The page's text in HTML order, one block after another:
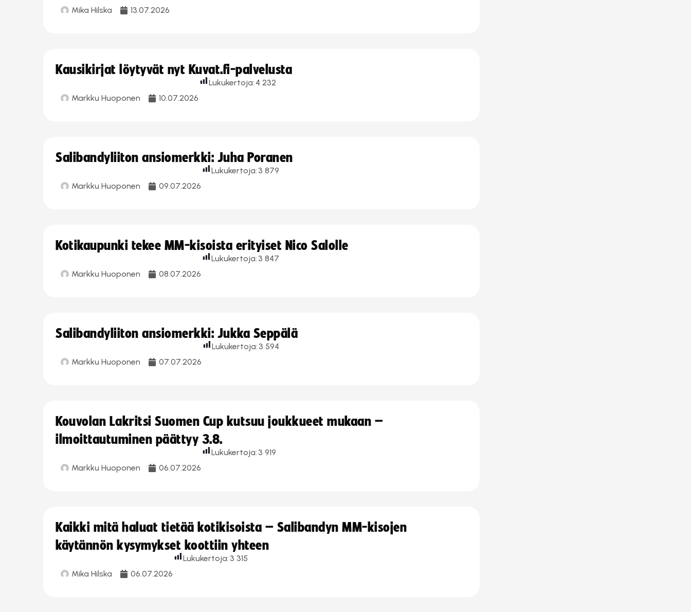
Mika Hilska 13.07.2026
Kausikirjat löytyvät nyt Kuvat.fi-palvelusta
Markku Huoponen 10.07.2026
Lukukertoja: 4 232
Salibandyliiton ansiomerkki: Juha Poranen
Markku Huoponen 09.07.2026
Lukukertoja: 3 879
Kotikaupunki tekee MM-kisoista erityiset Nico Salolle
Markku Huoponen 08.07.2026
Lukukertoja: 3 847
Salibandyliiton ansiomerkki: Jukka Seppälä
Markku Huoponen 07.07.2026
Lukukertoja: 3 594
Kouvolan Lakritsi Suomen Cup kutsuu joukkueet mukaan –
ilmoittautuminen päättyy 3.8.
Markku Huoponen 06.07.2026
Lukukertoja: 3 919
Kaikki mitä haluat tietää kotikisoista – Salibandyn MM-kisojen
käytännön kysymykset koottiin yhteen
Mika Hilska 06.07.2026
Lukukertoja: 3 315